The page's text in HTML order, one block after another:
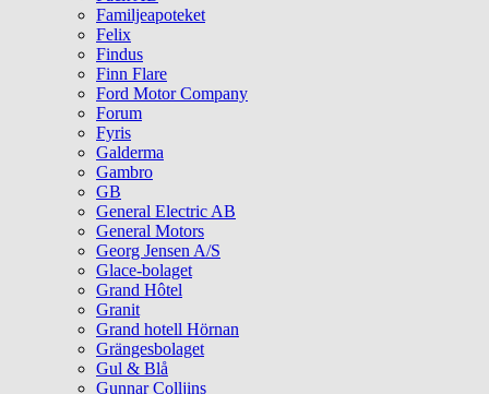
Familjeapoteket
Felix
Findus
Finn Flare
Ford Motor Company
Forum
Fyris
Galderma
Gambro
GB
General Electric AB
General Motors
Georg Jensen A/S
Glace-bolaget
Grand Hôtel
Granit
Grand hotell Hörnan
Grängesbolaget
Gul & Blå
Gunnar Colljins